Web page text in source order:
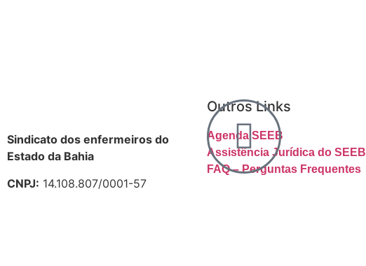
Sindicato dos enfermeiros do
Estado da Bahia
CNPJ: 14.108.807/0001-57
Outros Links
Agenda SEEB
Assistência Jurídica do SEEB
FAQ – Perguntas Frequentes